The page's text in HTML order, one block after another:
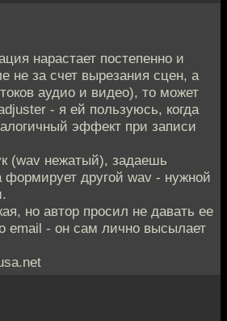
нарастает постепенно и
не за счет вырезания сцен, а
аудио и видео), то может
- я ей пользуюсь, когда
эффект при записи
(wav нежатый), задаешь
другой wav - нужной
но автор просил не давать ее
email - он сам лично высылает